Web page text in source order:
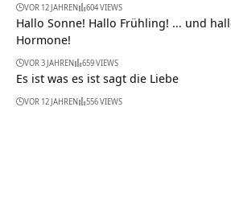
VOR 12 JAHREN 604 VIEWS
Hallo Sonne! Hallo Frühling! … und
Hormone!
VOR 3 JAHREN 659 VIEWS
Es ist was es ist sagt die Liebe
VOR 12 JAHREN 556 VIEWS